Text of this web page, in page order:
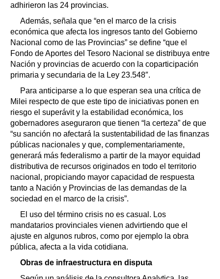
adhirieron las 24 provincias.
Además, señala que “en el marco de la crisis
económica que afecta los ingresos tanto del Gobierno
Nacional como de las Provincias” se define “que el
Fondo de Aportes del Tesoro Nacional se distribuya entre
Nación y provincias de acuerdo con la coparticipación
primaria y secundaria de la Ley 23.548″.
Para anticiparse a lo que esperan sea una crítica de
Milei respecto de que este tipo de iniciativas ponen en
riesgo el superávit y la estabilidad económica, los
gobernadores aseguraron que tienen “la certeza” de que
“su sanción no afectará la sustentabilidad de las finanzas
públicas nacionales y que, complementariamente,
generará más federalismo a partir de la mayor equidad
distributiva de recursos originados en todo el territorio
nacional, propiciando mayor capacidad de respuesta
tanto a Nación y Provincias de las demandas de la
sociedad en el marco de la crisis”.
El uso del término crisis no es casual. Los
mandatarios provinciales vienen advirtiendo que el
ajuste en algunos rubros, como por ejemplo la obra
pública, afecta a la vida cotidiana.
Obras de infraestructura en disputa